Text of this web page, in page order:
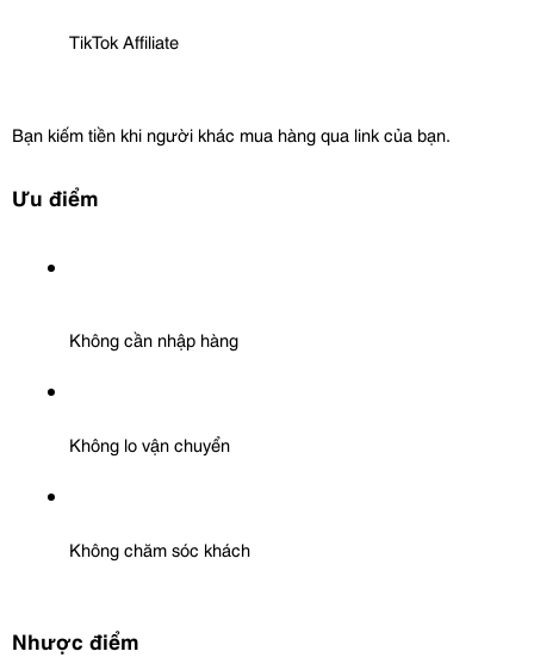
TikTok Affiliate
Bạn kiếm tiền khi người khác mua hàng qua link của bạn.
Ưu điểm
Không cần nhập hàng
Không lo vận chuyển
Không chăm sóc khách
Nhược điểm